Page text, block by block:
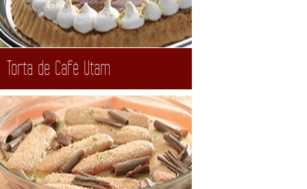
Torta de Café Utam